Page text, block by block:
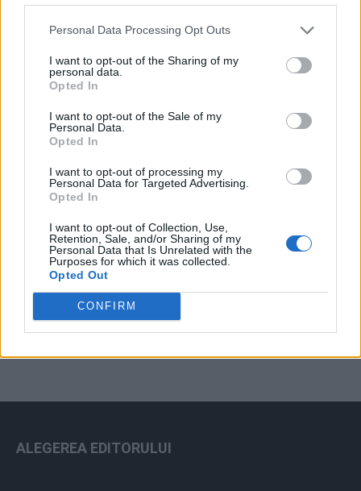
Personal Data Processing Opt Outs
I want to opt-out of the Sharing of my
personal data.
Opted In
I want to opt-out of the Sale of my
Personal Data.
Opted In
I want to opt-out of processing my
Personal Data for Targeted Advertising.
Opted In
I want to opt-out of Collection, Use,
Retention, Sale, and/or Sharing of my
Personal Data that Is Unrelated with the
Purposes for which it was collected.
Opted Out
CONFIRM
Altul
Arhiva sondajelor
ad
ALEGEREA EDITORULUI